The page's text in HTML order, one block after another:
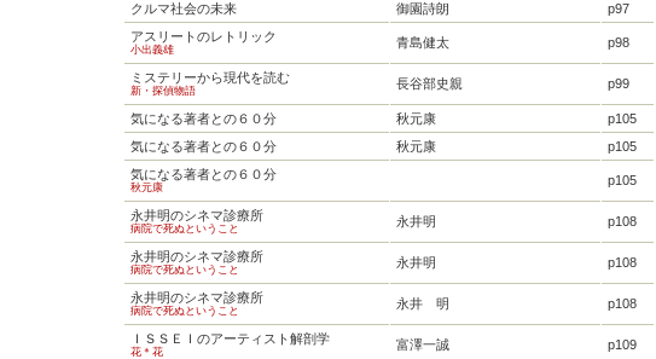
クルマ社会の未来 御園詩朗
p97
アスリートのレトリック
小出義雄 青島健太 p98
ミステリーから現代を読む
新・探偵物語 長谷部史親 p99
気になる著者との６０分 秋元康
p105
気になる著者との６０分
秋元康
p105
気になる著者との６０分
秋元康 p105
永井明のシネマ診療所
病院で死ぬということ 永井明 p108
永井明のシネマ診療所
病院で死ぬということ 永井明 p108
永井明のシネマ診療所
病院で死ぬということ 永井 明 p108
ＩＳＳＥＩのアーティスト解剖学
花＊花 富澤一誠 p109